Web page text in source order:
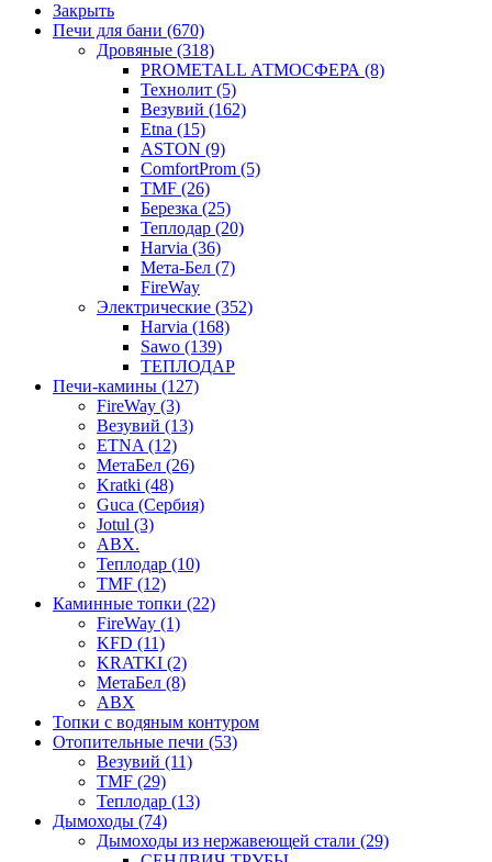
Закрыть
Печи для бани (670)
Дровяные (318)
PROMETALL АТМОСФЕРА (8)
Технолит (5)
Везувий (162)
Etna (15)
ASTON (9)
ComfortProm (5)
TMF (26)
Березка (25)
Теплодар (20)
Harvia (36)
Мета-Бел (7)
FireWay
Электрические (352)
Harvia (168)
Sawo (139)
ТЕПЛОДАР
Печи-камины (127)
FireWay (3)
Везувий (13)
ETNA (12)
МетаБел (26)
Kratki (48)
Guca (Сербия)
Jotul (3)
ABX.
Теплодар (10)
TMF (12)
Каминные топки (22)
FireWay (1)
KFD (11)
KRATKI (2)
МетаБел (8)
ABX
Топки с водяным контуром
Отопительные печи (53)
Везувий (11)
TMF (29)
Теплодар (13)
Дымоходы (74)
Дымоходы из нержавеющей стали (29)